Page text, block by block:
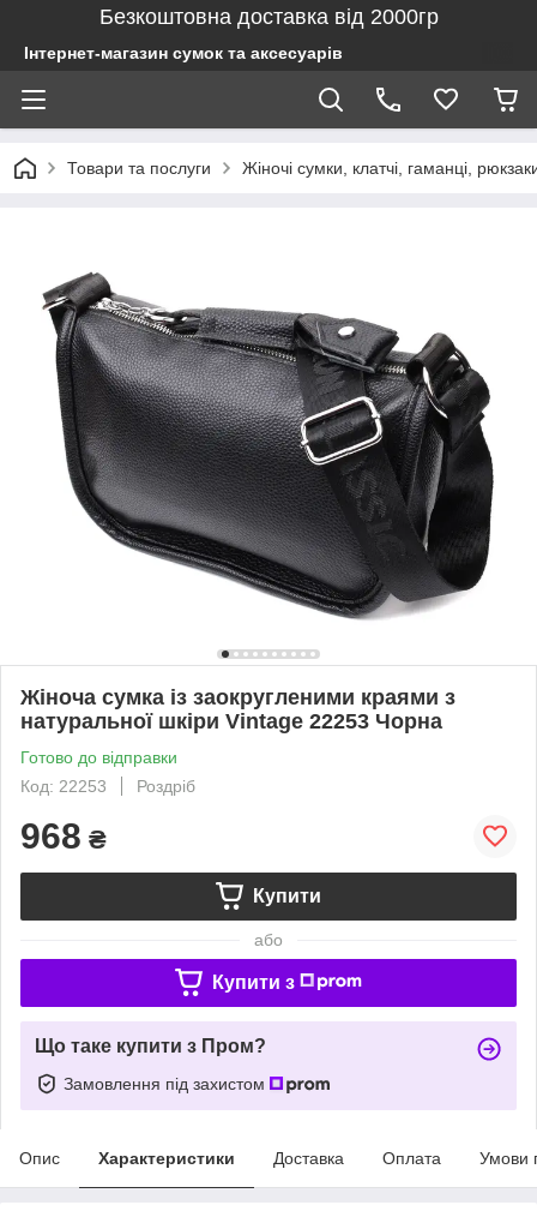
Безкоштовна доставка від 2000гр
Інтернет-магазин сумок та аксесуарів
Товари та послуги Жіночі сумки, клатчі, гаманці,
Жіноча сумка із заокругленими краями з
натуральної шкіри Vintage 22253 Чорна
Готово до відправки
Код: 22253
Роздріб
968 ₴
Купити
або
Купити з
Що таке купити з Пром?
Замовлення під захистом
Опис Характеристики Доставка Оплата Умови